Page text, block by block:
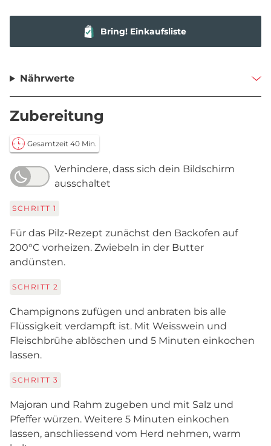
Bring! Einkaufsliste
Nährwerte
Zubereitung
Gesamtzeit 40 Min.
Verhindere, dass sich dein Bildschirm
ausschaltet
SCHRITT 1
Für das Pilz-Rezept zunächst den Backofen auf
200°C vorheizen. Zwiebeln in der Butter
andünsten.
SCHRITT 2
Champignons zufügen und anbraten bis alle
Flüssigkeit verdampft ist. Mit Weisswein und
Fleischbrühe ablöschen und 5 Minuten einkochen
lassen.
SCHRITT 3
Majoran und Rahm zugeben und mit Salz und
Pfeffer würzen. Weitere 5 Minuten einkochen
lassen, anschliessend vom Herd nehmen, warm